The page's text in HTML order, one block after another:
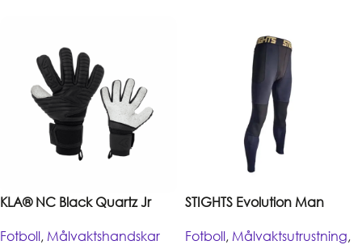
KLA® NC Black Quartz Jr
Fotboll, Målvaktshandskar
STIGHTS Evolution Man
Fotboll, Målvaktsutrustning,